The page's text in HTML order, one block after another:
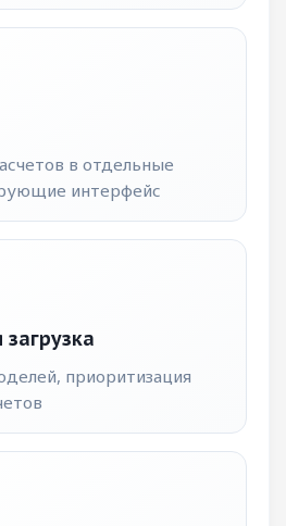
в отдельные
интерфейс
приоритизация